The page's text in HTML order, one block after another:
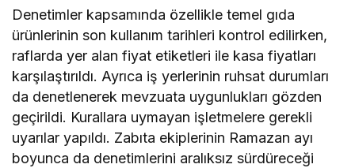
Denetimler kapsamında özellikle temel gıda
ürünlerinin son kullanım tarihleri kontrol edilirken,
raflarda yer alan fiyat etiketleri ile kasa fiyatları
karşılaştırıldı. Ayrıca iş yerlerinin ruhsat durumları
da denetlenerek mevzuata uygunlukları gözden
geçirildi. Kurallara uymayan işletmelere gerekli
uyarılar yapıldı. Zabıta ekiplerinin Ramazan ayı
boyunca da denetimlerini aralıksız sürdüreceği